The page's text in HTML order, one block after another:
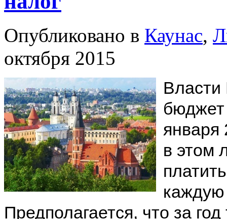
Опубликовано в Каунас,
октября 2015
Власти
бюджет
января
в этом
каждую
Предполагается, что за